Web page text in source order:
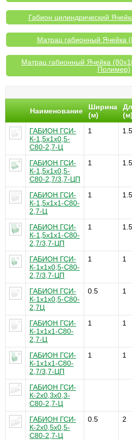
Габион цилиндрический
Матрац габионный Ячейка
Матрац габионный Ячейка
Полимер)
Наименование
Ширина
(м)
(м)
ГАБИОН ГСИ-
К-1,5х1х0,5-
С80-2,7-Ц
1 1.5
ГАБИОН ГСИ-
К-1,5х1х0,5-
С80-2,7/3,7-ЦП
1 1.5
ГАБИОН ГСИ-
К-1,5х1х1-С80-
2,7-Ц
1 1.5
ГАБИОН ГСИ-
К-1,5х1х1-С80-
2,7/3,7-ЦП
1 1.5
ГАБИОН ГСИ-
К-1х1х0,5-С80-
2,7/3,7-ЦП
1 1
ГАБИОН ГСИ-
К-1х1х0,5-С80-
2,7Ц
0.5 1
ГАБИОН ГСИ-
К-1х1х1-С80-
2,7-Ц
1 1
ГАБИОН ГСИ-
К-1х1х1-С80-
2,7/3,7-ЦП
1 1
ГАБИОН ГСИ-
К-2х0,3х0,3-
С80-2,7-Ц
ГАБИОН ГСИ-
К-2х0,5х0,5-
С80-2,7-Ц
0.5 2